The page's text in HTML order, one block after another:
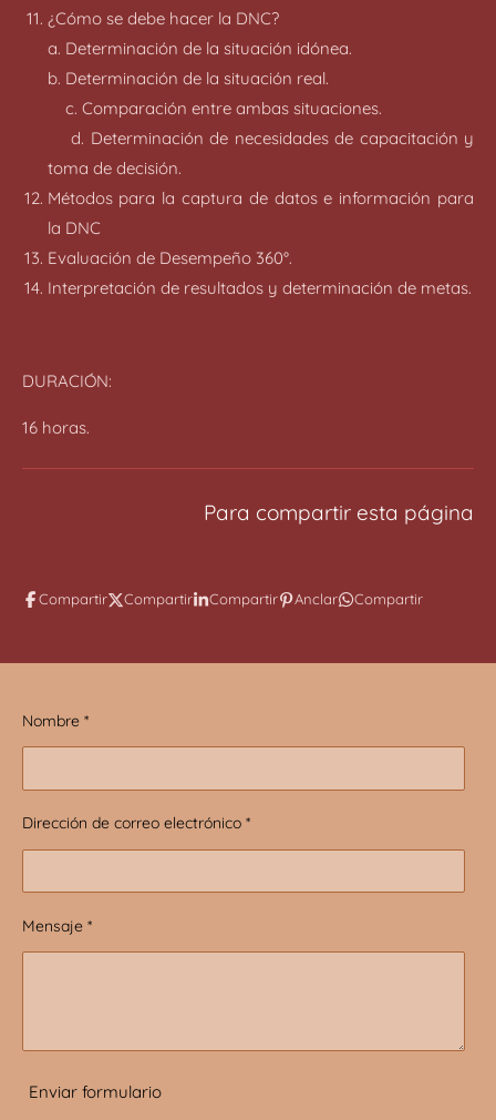
¿Cómo se debe hacer la DNC?
a. Determinación de la situación idónea.
b. Determinación de la situación real.
c. Comparación entre ambas situaciones.
d. Determinación de necesidades de capacitación y
toma de decisión.
Métodos para la captura de datos e información para
la DNC
Evaluación de Desempeño 360°.
Interpretación de resultados y determinación de metas.
DURACIÓN:
16 horas.
Para compartir esta página
Compartir Compartir Compartir Anclar Compartir
Nombre *
Dirección de correo electrónico *
Mensaje *
Enviar formulario